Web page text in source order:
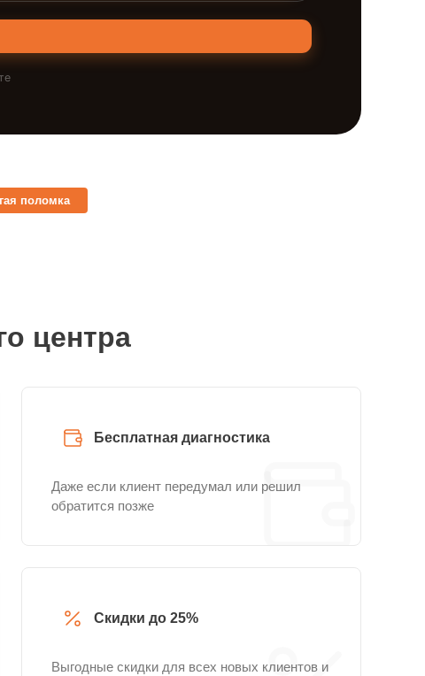
поломка
центра
Бесплатная диагностика
Даже если клиент передумал или решил
обратится позже
Скидки до 25%
Выгодные скидки для всех новых клиентов и